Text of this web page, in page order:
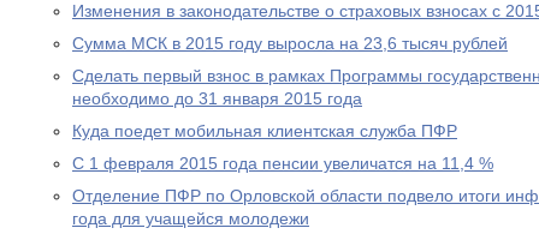
Изменения в законодательстве о страховых взносах с
Сумма МСК в 2015 году выросла на 23,6 тысяч рублей
Сделать первый взнос в рамках Программы
необходимо до 31 января 2015 года
Куда поедет мобильная клиентская служба ПФР
С 1 февраля 2015 года пенсии увеличатся на 11,4 %
Отделение ПФР по Орловской области подвело итоги
года для учащейся молодежи